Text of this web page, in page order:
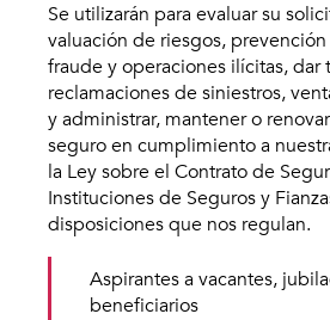
Se utilizarán para evaluar su
valuación de riesgos,
fraude y operaciones ilícitas, dar
reclamaciones de siniestros,
y administrar, mantener o
seguro en cumplimiento a
la Ley sobre el Contrato de
Instituciones de Seguros y
disposiciones que nos regulan.
Aspirantes a vacantes,
beneficiarios